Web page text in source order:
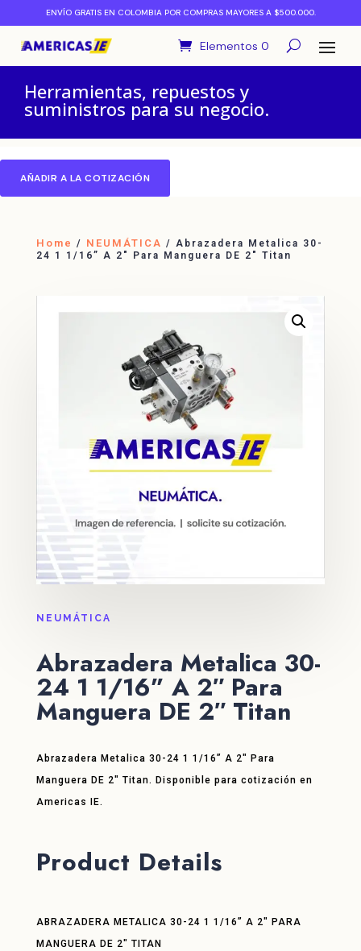
ENVÍO GRATIS EN COLOMBIA POR COMPRAS MAYORES A $500.000.
Elementos 0
Herramientas, repuestos y
suministros para su negocio.
AÑADIR A LA COTIZACIÓN
Home / NEUMÁTICA / Abrazadera Metalica 30-
24 1 1/16” A 2″ Para Manguera DE 2″ Titan
NEUMÁTICA
Abrazadera Metalica 30-
24 1 1/16” A 2″ Para
Manguera DE 2″ Titan
Abrazadera Metalica 30-24 1 1/16” A 2″ Para
Manguera DE 2″ Titan. Disponible para cotización en
Americas IE.
Product Details
ABRAZADERA METALICA 30-24 1 1/16” A 2″ PARA
MANGUERA DE 2″ TITAN